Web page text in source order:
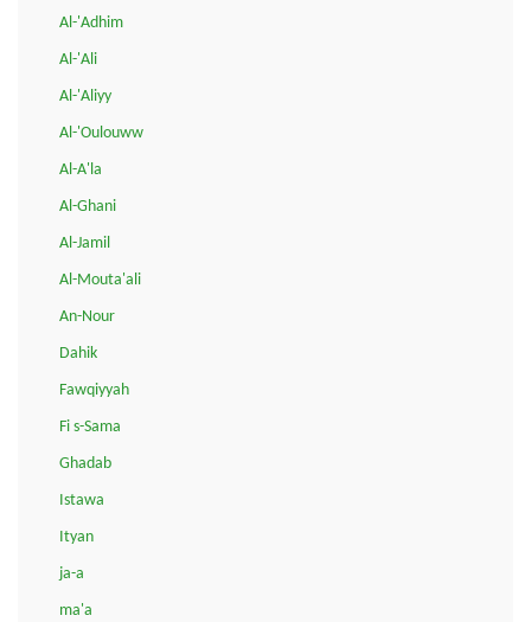
Al-'Adhim
Al-'Ali
Al-'Aliyy
Al-'Oulouww
Al-A'la
Al-Ghani
Al-Jamil
Al-Mouta'ali
An-Nour
Dahik
Fawqiyyah
Fi s-Sama
Ghadab
Istawa
Ityan
ja-a
ma'a